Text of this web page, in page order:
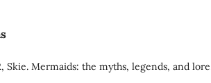
Skie. Mermaids: the myths, legends, and